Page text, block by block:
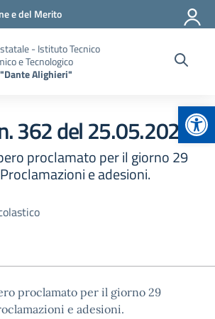
e del Merito
- Istituto Tecnico
e Tecnologico
"Dante Alighieri"
362 del 25.05.2026
proclamato per il giorno 29
e adesioni.
proclamato per il giorno 29
e adesioni.